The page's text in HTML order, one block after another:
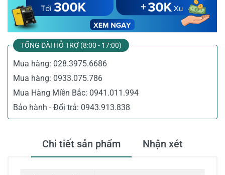
TỔNG ĐÀI HỖ TRỢ (8:00 - 17:00)
Mua hàng: 028.3975.6686
Mua hàng: 0933.075.786
Mua Hàng Miền Bắc: 0941.011.994
Bảo hành - Đổi trả: 0943.913.838
Chi tiết sản phẩm Nhận xét